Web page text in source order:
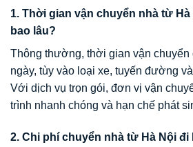
1. Thời gian vận chuyển nhà từ
bao lâu?
Thông thường, thời gian vận chuyển
ngày, tùy vào loại xe, tuyến đường
Với dịch vụ trọn gói, đơn vị vận
trình nhanh chóng và hạn chế phát
2. Chi phí chuyển nhà từ Hà Nội